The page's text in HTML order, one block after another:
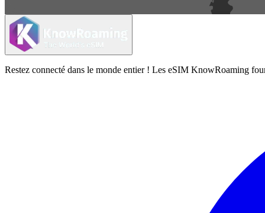
Restez connecté dans le monde entier ! Les eSIM KnowRoaming